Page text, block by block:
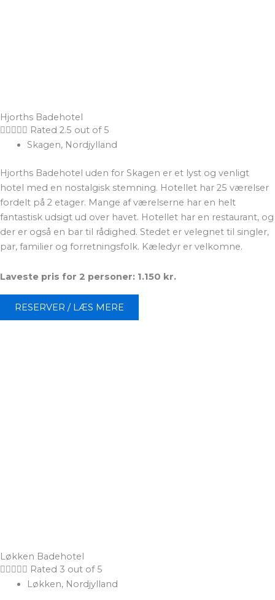
Hjorths Badehotel
 Rated 2.5 out of 5
Skagen, Nordjylland
Hjorths Badehotel uden for Skagen er et lyst og venligt
hotel med en nostalgisk stemning. Hotellet har 25 værelser
fordelt på 2 etager. Mange af værelserne har en helt
fantastisk udsigt ud over havet. Hotellet har en restaurant, og
der er også en bar til rådighed. Stedet er velegnet til singler,
par, familier og forretningsfolk. Kæledyr er velkomne.
Laveste pris for 2 personer: 1.150 kr.
RESERVER / LÆS MERE
Løkken Badehotel
 Rated 3 out of 5
Løkken, Nordjylland